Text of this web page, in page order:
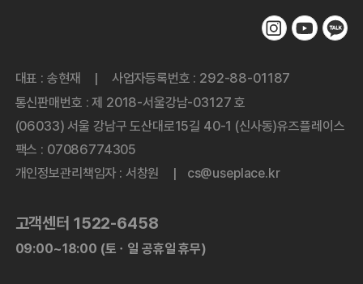
대표 : 송현재
사업자등록번호 : 292-88-01187
통신판매번호 : 제 2018-서울강남-03127 호
(06033) 서울 강남구 도산대로15길 40-1 (신사동)유즈플레이스
팩스 : 07086774305
개인정보관리책임자 : 서창원
cs@useplace.kr
고객센터 1522-6458
09:00~18:00 (토ㆍ일 공휴일 휴무)